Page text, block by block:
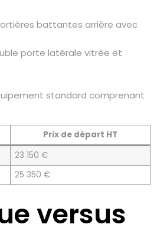
battantes arrière avec
porte latérale vitrée et
standard comprenant
Prix de départ HT
23 150 €
25 350 €
versus